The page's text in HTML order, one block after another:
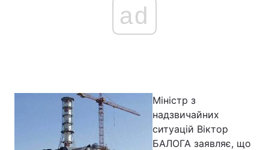
Політика
Економіка Світ
ad
Міністр з
надзвичайних
ситуацій Віктор
БАЛОГА заявляє, що